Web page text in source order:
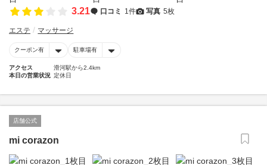
3.21 口コミ 1件 写真 5枚
エステ マッサージ
クーポン有 駐車場有
アクセス
滑河駅から2.4km
本日の営業状況 定休日
店舗公式
mi corazon